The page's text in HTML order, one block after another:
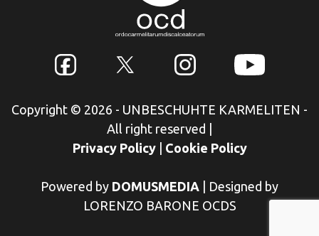
Copyright © 2026 - UNBESCHUHTE KARMELITEN -
All right reserved
Privacy Policy
Cookie Policy
Powered by DOMUSMEDIA
Designed by
LORENZO BARONE OCDS